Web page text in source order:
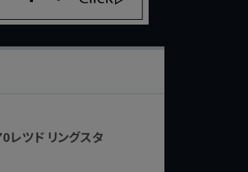
レツド リングスタ